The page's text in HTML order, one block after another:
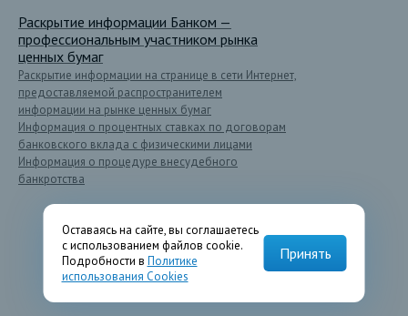
Раскрытие информации Банком —
профессиональным участником рынка
ценных бумаг
Раскрытие информации на странице в сети Интернет,
предоставляемой распространителем
информации на рынке ценных бумаг
Информация о процентных ставках по договорам
банковского вклада с физическими лицами
Информация о процедуре внесудебного
банкротства
Оставаясь на сайте, вы соглашаетесь
с использованием файлов cookie.
Подробности в Политике
использования Cookies
Принять